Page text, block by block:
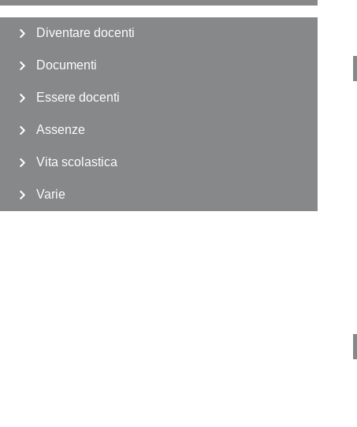
Diventare docenti
Documenti
Essere docenti
Assenze
Vita scolastica
Varie